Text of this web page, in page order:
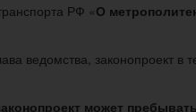
РФ «О
ведомства, законопроект
может